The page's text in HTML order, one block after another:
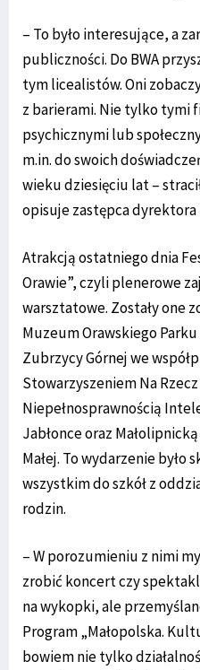
– To było interesujące, a
publiczności. Do BWA
tym licealistów. Oni
z barierami. Nie tylko tymi
psychicznymi lub
m.in. do swoich
wieku dziesięciu lat –
opisuje zastępca dyrektora
Atrakcją ostatniego dnia
Orawie”, czyli plenerowe
warsztatowe. Zostały one
Muzeum Orawskiego
Zubrzycy Górnej we
Stowarzyszeniem Na Rzecz
Niepełnosprawnością
Jabłonce oraz
Małej. To wydarzenie było
wszystkim do szkół z
rodzin.
– W porozumieniu z nimi
zrobić koncert czy
na wykopki, ale
Program „Małopolska.
bowiem nie tylko